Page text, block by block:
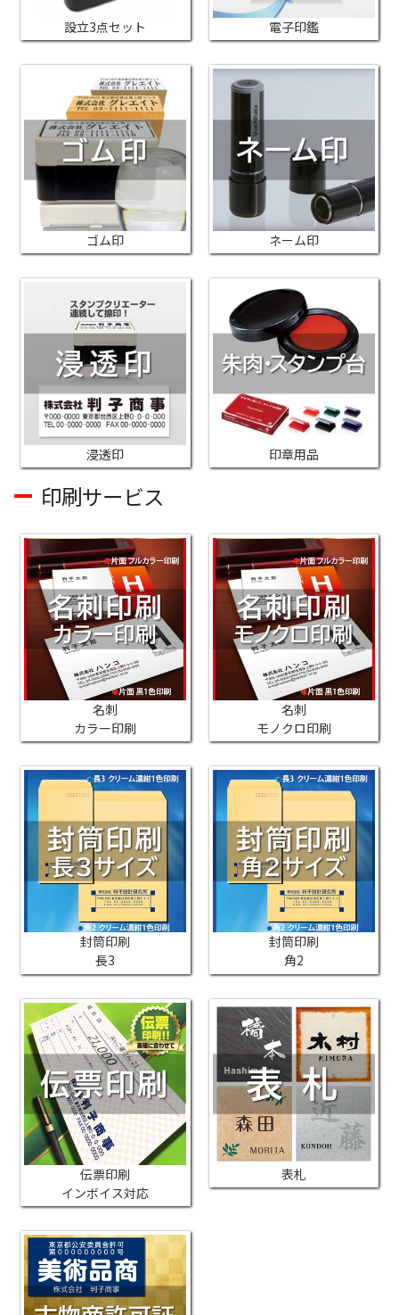
設立3点セット 電子印鑑
ゴム印 ネーム印
浸透印 印章用品
印刷サービス
名刺
カラー印刷
名刺
モノクロ印刷
封筒印刷
長3
封筒印刷
角2
伝票印刷
インボイス対応
表札